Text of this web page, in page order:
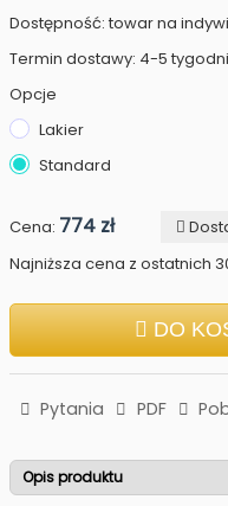
Dostępność: towar na
Termin dostawy: 4-5 tygodni
Opcje
Lakier
Standard
Cena: 774 zł
Najniższa cena z ostatnich
DO
Pytania PDF
Opis produktu